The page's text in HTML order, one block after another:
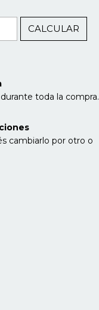
CALCULAR
toda la compra.
cambiarlo por otro o